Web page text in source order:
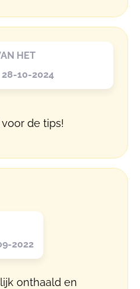
HET
10-2024
de tips!
2022
onthaald en